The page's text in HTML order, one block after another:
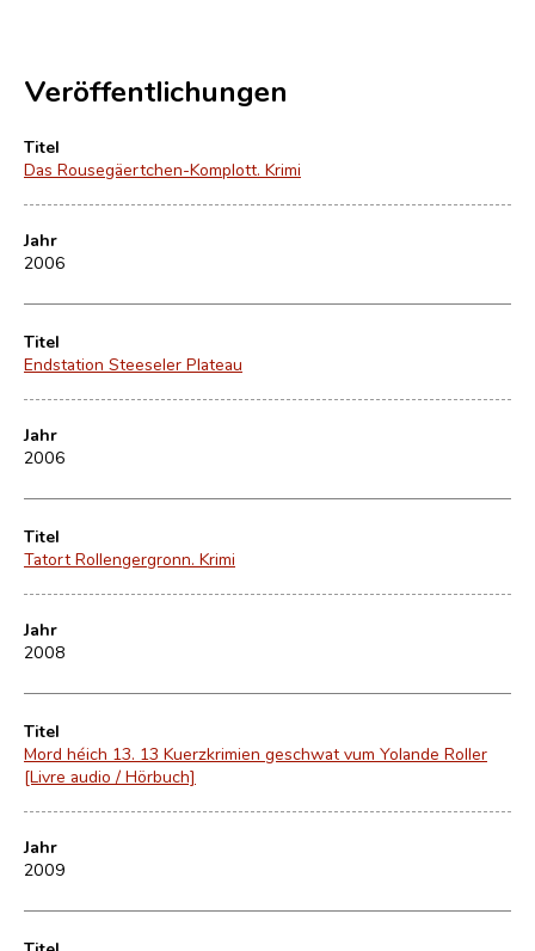
Veröffentlichungen
Titel
Das Rousegäertchen-Komplott. Krimi
Jahr
2006
Titel
Endstation Steeseler Plateau
Jahr
2006
Titel
Tatort Rollengergronn. Krimi
Jahr
2008
Titel
Mord héich 13. 13 Kuerzkrimien geschwat vum Yolande Roller
[Livre audio / Hörbuch]
Jahr
2009